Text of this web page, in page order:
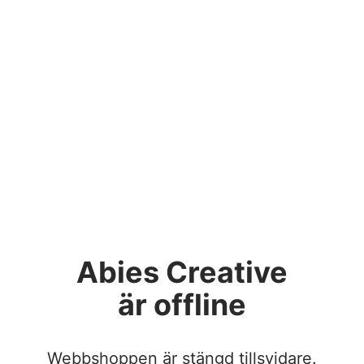
Abies Creative
är offline
Webbshoppen är stängd tillsvidare.